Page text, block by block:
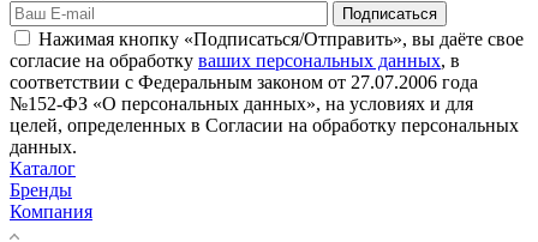
Подписаться
Нажимая кнопку «Подписаться/Отправить», вы даёте свое
согласие на обработку ваших персональных данных, в
соответствии с Федеральным законом от 27.07.2006 года
№152-ФЗ «О персональных данных», на условиях и для
целей, определенных в Согласии на обработку персональных
данных.
Каталог
Бренды
Компания